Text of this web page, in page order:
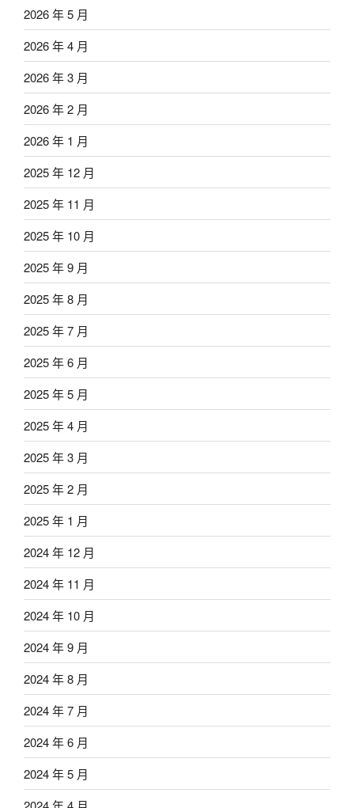
2026 年 5 月
2026 年 4 月
2026 年 3 月
2026 年 2 月
2026 年 1 月
2025 年 12 月
2025 年 11 月
2025 年 10 月
2025 年 9 月
2025 年 8 月
2025 年 7 月
2025 年 6 月
2025 年 5 月
2025 年 4 月
2025 年 3 月
2025 年 2 月
2025 年 1 月
2024 年 12 月
2024 年 11 月
2024 年 10 月
2024 年 9 月
2024 年 8 月
2024 年 7 月
2024 年 6 月
2024 年 5 月